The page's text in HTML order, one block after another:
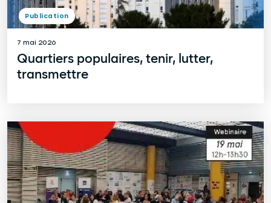
7 mai 2026
Quartiers populaires, tenir, lutter,
transmettre
Publication